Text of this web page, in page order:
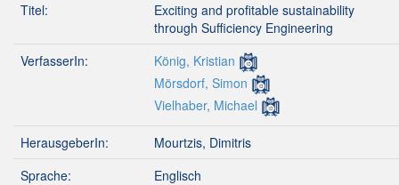
Titel:
Exciting and profitable sustainability
through Sufficiency Engineering
VerfasserIn:
König, Kristian
Mörsdorf, Simon
Vielhaber, Michael
HerausgeberIn:
Mourtzis, Dimitris
Sprache:
Englisch